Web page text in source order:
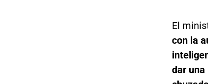
El
con la
dar